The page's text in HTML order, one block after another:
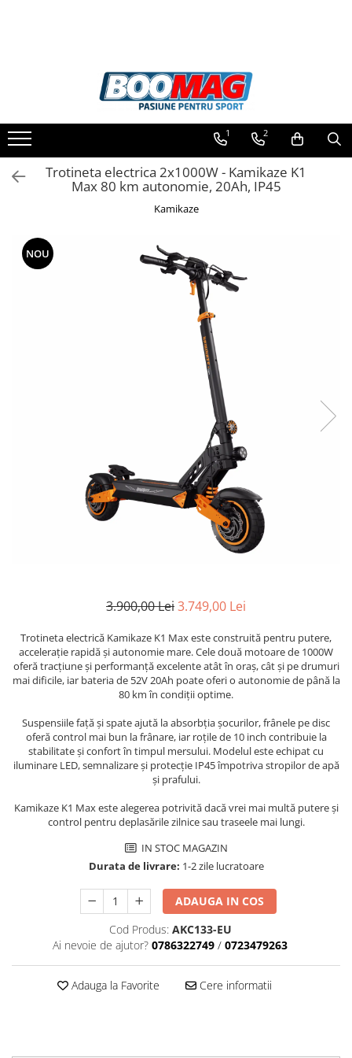
Biciclete copii
Biciclete dama
Biciclete mountain bike (MTB)
Biciclete de oras
Biciclete pliabile
Cosuri bicicleta
Pompa bicicleta
Bidoane si suporti bicicleta
Suport telefon bicicleta
Oglinzi bicicleta
Cricuri bicicleta
Suport bicicleta
Lumini bicicleta
Piese biciclete
Anvelopa bicicleta
Camera bicicleta
Lant bicicleta
Urechi cadru bicicleta
Mansoane si ghidolina
Ghidoane bicicleta
1 2
Trotineta electrica 2x1000W - Kamikaze K1
Max 80 km autonomie, 20Ah, IP45
Kamikaze
NOU
3.900,00 Lei3.749,00 Lei
Trotineta electrică Kamikaze K1 Max este construită pentru putere,
accelerație rapidă și autonomie mare. Cele două motoare de 1000W
oferă tracțiune și performanță excelente atât în oraș, cât și pe drumuri
mai dificile, iar bateria de 52V 20Ah poate oferi o autonomie de până la
80 km în condiții optime.
Suspensiile față și spate ajută la absorbția șocurilor, frânele pe disc
oferă control mai bun la frânare, iar roțile de 10 inch contribuie la
stabilitate și confort în timpul mersului. Modelul este echipat cu
iluminare LED, semnalizare și protecție IP45 împotriva stropilor de apă
și prafului.
Kamikaze K1 Max este alegerea potrivită dacă vrei mai multă putere și
control pentru deplasările zilnice sau traseele mai lungi.
IN STOC MAGAZIN
Durata de livrare: 1-2 zile lucratoare
ADAUGA IN COS
Cod Produs: AKC133-EU
Ai nevoie de ajutor? 0786322749 / 0723479263
Adauga la Favorite Cere informatii